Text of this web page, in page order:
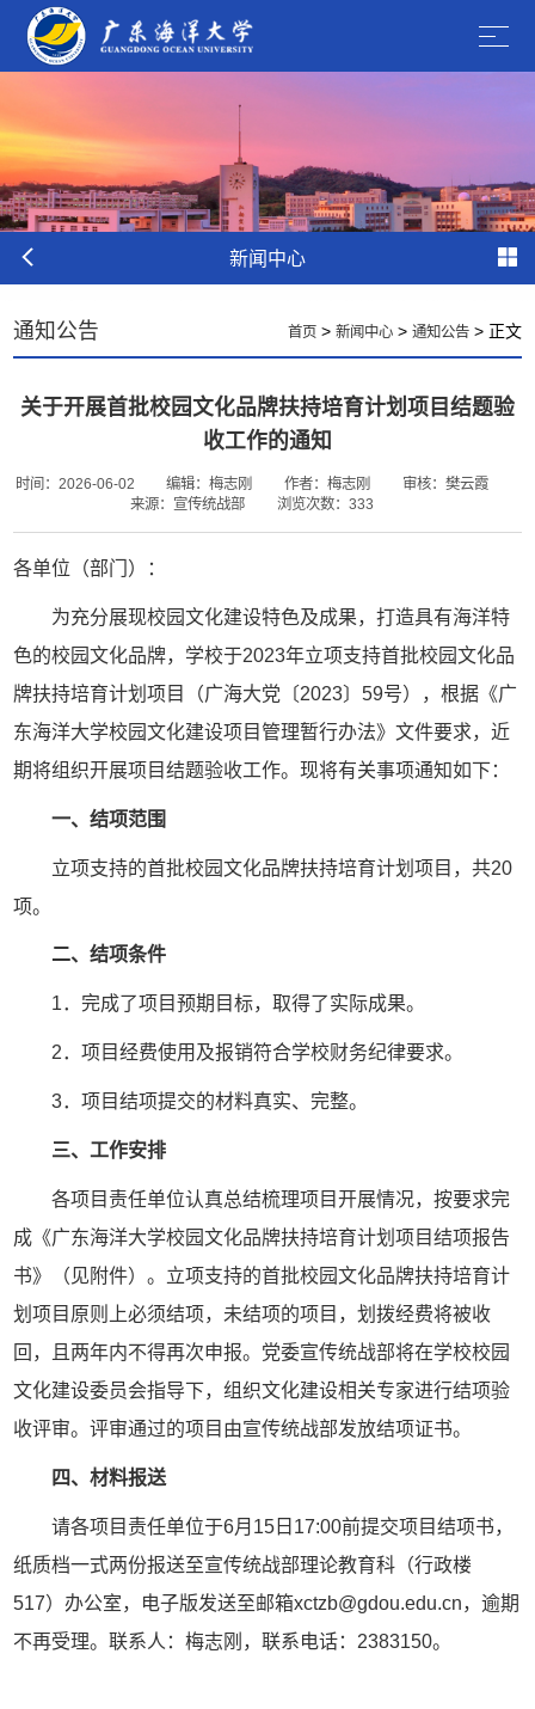
新闻中心
通知公告 首页> 新闻中心> 通知公告> 正文
关于开展首批校园文化品牌扶持培育计划项目结题验
收工作的通知
时间：2026-06-02 编辑：梅志刚 作者：梅志刚
审核：樊云霞
来源：宣传统战部
浏览次数： 333
各单位（部门）：
为充分展现校园文化建设特色及成果，打造具有海洋特
色的校园文化品牌，学校于2023年立项支持首批校园文化品
牌扶持培育计划项目（广海大党〔2023〕59号），根据《广
东海洋大学校园文化建设项目管理暂行办法》文件要求，近
期将组织开展项目结题验收工作。现将有关事项通知如下：
一、结项范围
立项支持的首批校园文化品牌扶持培育计划项目，共20
项。
二、结项条件
1．完成了项目预期目标，取得了实际成果。
2．项目经费使用及报销符合学校财务纪律要求。
3．项目结项提交的材料真实、完整。
三、工作安排
各项目责任单位认真总结梳理项目开展情况，按要求完
成《广东海洋大学校园文化品牌扶持培育计划项目结项报告
书》（见附件）。立项支持的首批校园文化品牌扶持培育计
划项目原则上必须结项，未结项的项目，划拨经费将被收
回，且两年内不得再次申报。党委宣传统战部将在学校校园
文化建设委员会指导下，组织文化建设相关专家进行结项验
收评审。评审通过的项目由宣传统战部发放结项证书。
四、材料报送
请各项目责任单位于6月15日17:00前提交项目结项书，
纸质档一式两份报送至宣传统战部理论教育科（行政楼
517）办公室，电子版发送至邮箱xctzb@gdou.edu.cn，逾期
不再受理。联系人：梅志刚，联系电话：2383150。